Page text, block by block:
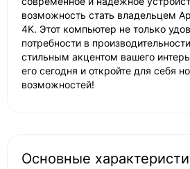
возможность стать владельцем
4K. Этот компьютер не только
потребности в
стильным акцентом вашего
его сегодня и откройте для себя
возможностей!
Основные